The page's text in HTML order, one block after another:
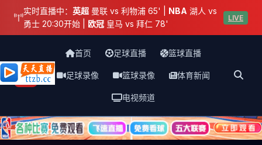
实时直播中： 英超 曼联 vs 利物浦 65' | NBA 湖人 vs
勇士 20:30开始 | 欧冠 皇马 vs 拜仁 78'
LIVE
天天直播网
首页 足球直播 篮球直播
足球录像 篮球录像 体育新闻
电视频道